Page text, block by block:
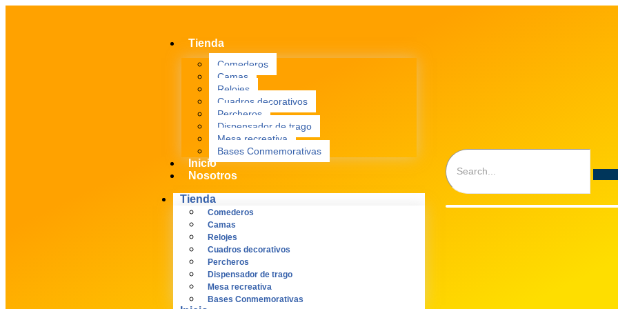
Tienda
Comederos
Camas
Relojes
Cuadros decorativos
Percheros
Dispensador de trago
Mesa recreativa
Bases Conmemorativas
Inicio
Nosotros
Tienda
Comederos
Camas
Relojes
Cuadros decorativos
Percheros
Dispensador de trago
Mesa recreativa
Bases Conmemorativas